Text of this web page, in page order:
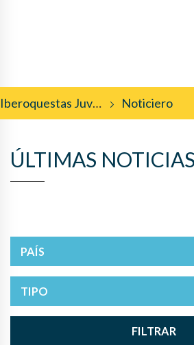
Iberoquestas Juveniles Noticiero
ÚLTIMAS NOTICIAS
FILTRAR